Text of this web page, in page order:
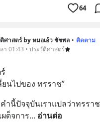
64
ศาสตร์ by หมอเอ้ว ชัชพล • ติดตาม
า 01:43 • ประวัติศาสตร์
นไปของ ทรราช”
ำนี้ปัจจุบันเราแปลว่าทรราช
ด็จการ... อ่านต่อ